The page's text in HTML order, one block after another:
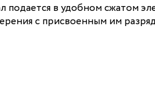
в удобном сжатом
с присвоенным им